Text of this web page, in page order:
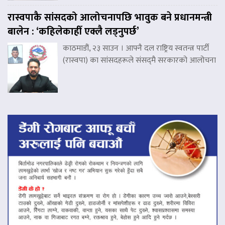
रास्वपाकै सांसदको आलोचनापछि भावुक बने प्रधानमन्त्री
बालेन : ‘कहिलेकाहीँ एक्लै लड्नुपर्छ’
काठमाडौं, २३ साउन । आफ्नै दल राष्ट्रिय स्वतन्त्र पार्टी
(रास्वपा) का सांसदहरूले संसद्‌मै सरकारको आलोचना